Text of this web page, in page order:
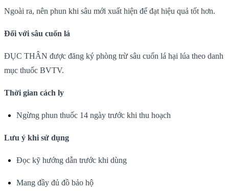
Ngoài ra, nên phun khi sâu mới xuất hiện để đạt hiệu quả tốt hơn.
Đối với sâu cuốn lá
ĐỤC THÂN được đăng ký phòng trừ sâu cuốn lá hại lúa theo danh
mục thuốc BVTV.
Thời gian cách ly
Ngừng phun thuốc 14 ngày trước khi thu hoạch
Lưu ý khi sử dụng
Đọc kỹ hướng dẫn trước khi dùng
Mang đầy đủ đồ bảo hộ